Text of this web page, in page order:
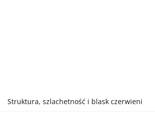
Struktura, szlachetność i blask czerwieni